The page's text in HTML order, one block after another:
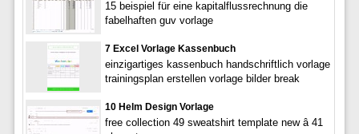
15 beispiel für eine kapitalflussrechnung die
fabelhaften guv vorlage
7 Excel Vorlage Kassenbuch
einzigartiges kassenbuch handschriftlich vorlage
trainingsplan erstellen vorlage bilder break
10 Helm Design Vorlage
free collection 49 sweatshirt template new â 41